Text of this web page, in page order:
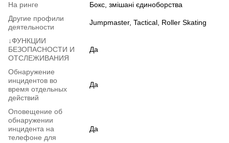
На ринге
Бокс, змішані єдиноборства
Другие профили
деятельности
Jumpmaster, Tactical, Roller Skating
↓ФУНКЦИИ
БЕЗОПАСНОСТИ И
ОТСЛЕЖИВАНИЯ
Да
Обнаружение
инцидентов во
время отдельных
действий
Да
Оповещение об
обнаружении
инцидента на
телефоне для
Да